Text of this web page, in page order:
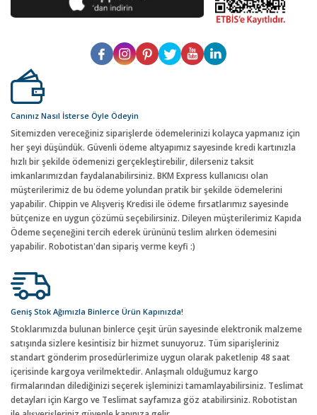
Canınız Nasıl İsterse Öyle Ödeyin
Sitemizden vereceğiniz siparişlerde ödemelerinizi kolayca yapmanız için
her şeyi düşündük. Güvenli ödeme altyapımız sayesinde kredi kartınızla
hızlı bir şekilde ödemenizi gerçekleştirebilir, dilerseniz taksit
imkanlarımızdan faydalanabilirsiniz. BKM Express kullanıcısı olan
müşterilerimiz de bu ödeme yolundan pratik bir şekilde ödemelerini
yapabilir. Chippin ve Alışveriş Kredisi ile ödeme fırsatlarımız sayesinde
bütçenize en uygun çözümü seçebilirsiniz. Dileyen müşterilerimiz Kapıda
Ödeme seçeneğini tercih ederek ürününü teslim alırken ödemesini
yapabilir. Robotistan'dan sipariş verme keyfi :)
Geniş Stok Ağımızla Binlerce Ürün Kapınızda!
Stoklarımızda bulunan binlerce çeşit ürün sayesinde elektronik malzeme
satışında sizlere kesintisiz bir hizmet sunuyoruz. Tüm siparişleriniz
standart gönderim prosedürlerimize uygun olarak paketlenip 48 saat
içerisinde kargoya verilmektedir. Anlaşmalı olduğumuz kargo
firmalarından dilediğinizi seçerek işleminizi tamamlayabilirsiniz. Teslimat
detayları için Kargo ve Teslimat sayfamıza göz atabilirsiniz. Robotistan